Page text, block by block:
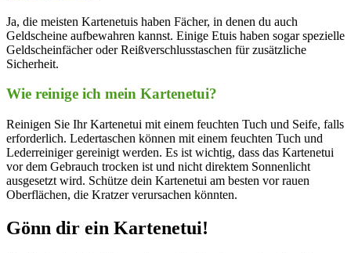
Ja, die meisten Kartenetuis haben Fächer, in denen du auch
Geldscheine aufbewahren kannst. Einige Etuis haben sogar spezielle
Geldscheinfächer oder Reißverschlusstaschen für zusätzliche
Sicherheit.
Wie reinige ich mein Kartenetui?
Reinigen Sie Ihr Kartenetui mit einem feuchten Tuch und Seife, falls
erforderlich. Ledertaschen können mit einem feuchten Tuch und
Lederreiniger gereinigt werden. Es ist wichtig, dass das Kartenetui
vor dem Gebrauch trocken ist und nicht direktem Sonnenlicht
ausgesetzt wird. Schütze dein Kartenetui am besten vor rauen
Oberflächen, die Kratzer verursachen könnten.
Gönn dir ein Kartenetui!